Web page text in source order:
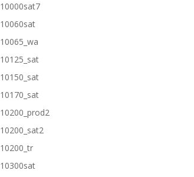
10000sat7
10060sat
10065_wa
10125_sat
10150_sat
10170_sat
10200_prod2
10200_sat2
10200_tr
10300sat